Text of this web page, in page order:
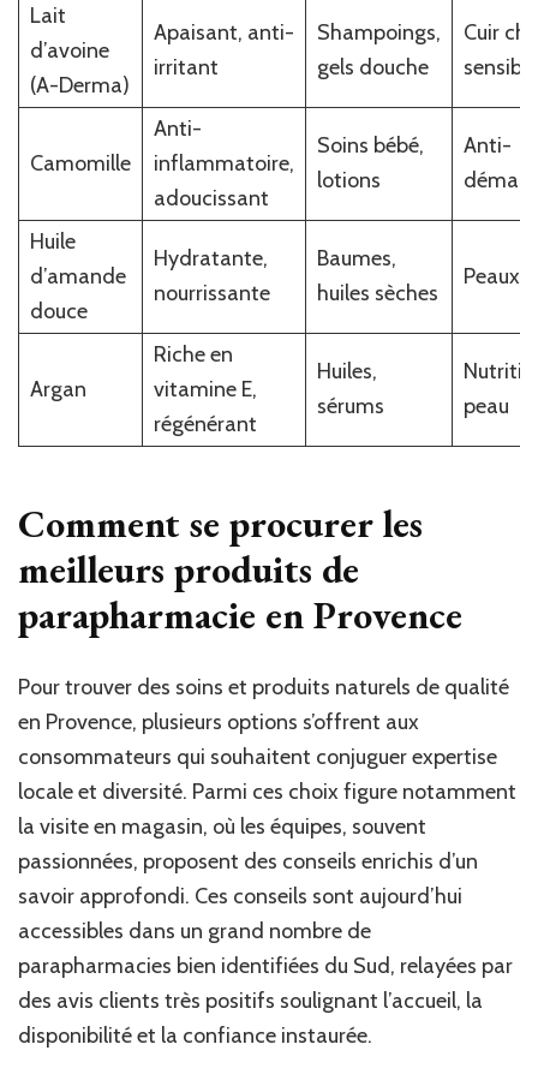
Lait
d’avoine
(A-Derma)
Apaisant, anti-
irritant
Shampoings,
gels douche
Cuir
sensible
Camomille
Anti-
inflammatoire,
adoucissant
Soins bébé,
lotions
Anti-
Huile
d’amande
douce
Hydratante,
nourrissante
Baumes,
huiles sèches
Peaux
Argan
Riche en
vitamine E,
régénérant
Huiles,
sérums
peau
Comment se procurer les
meilleurs produits de
parapharmacie en Provence
Pour trouver des soins et produits naturels de qualité
en Provence, plusieurs options s’offrent aux
consommateurs qui souhaitent conjuguer expertise
locale et diversité. Parmi ces choix figure notamment
la visite en magasin, où les équipes, souvent
passionnées, proposent des conseils enrichis d’un
savoir approfondi. Ces conseils sont aujourd’hui
accessibles dans un grand nombre de
parapharmacies bien identifiées du Sud, relayées par
des avis clients très positifs soulignant l’accueil, la
disponibilité et la confiance instaurée.